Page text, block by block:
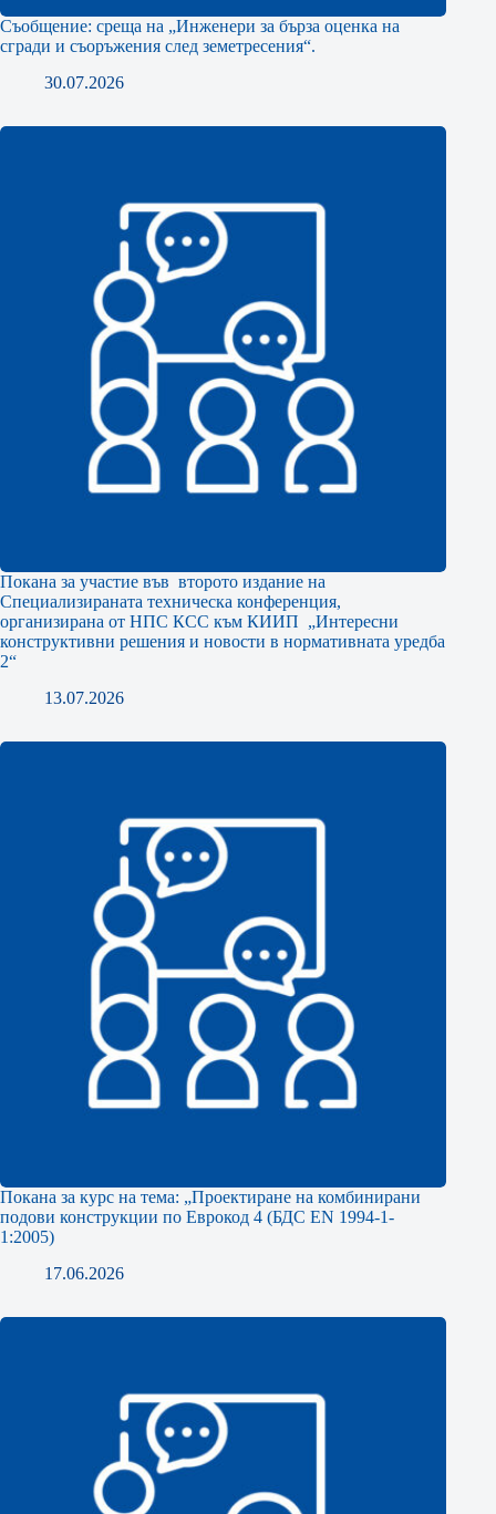
Съобщение: среща на „Инженери за бърза оценка на
сгради и съоръжения след земетресения“.
30.07.2026
Покана за участие във второто издание на
Специализираната техническа конференция,
организирана от НПС КСС към КИИП „Интересни
конструктивни решения и новости в нормативната уредба
2“
13.07.2026
Покана за курс на тема: „Проектиране на комбинирани
подови конструкции по Еврокод 4 (БДС EN 1994-1-
1:2005)
17.06.2026